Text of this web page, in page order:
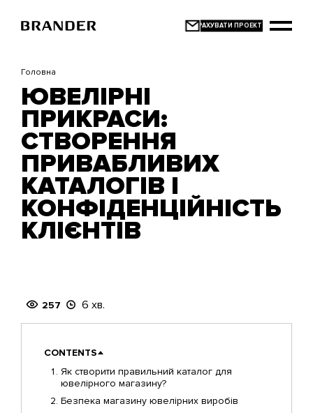
основного
Головна
ЮВЕЛІРНІ
ПРИКРАСИ:
СТВОРЕННЯ
ПРИВАБЛИВИХ
КАТАЛОГІВ І
КОНФІДЕНЦІЙНІСТЬ
КЛІЄНТІВ
257 6 хв.
CONTENTS
Як створити правильний каталог для
ювелірного магазину?
Безпека магазину ювелірних виробів